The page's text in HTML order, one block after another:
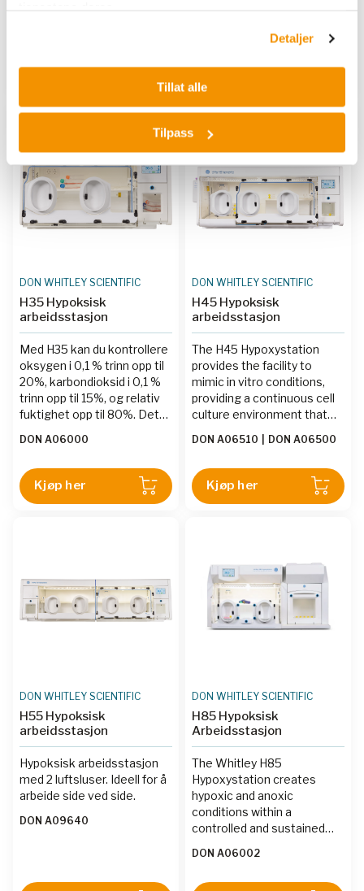
Detaljer
Tillat alle
Tilpass
Kjøp her
carbon dioxide in 0.1%
increments up to 15%; and
relative humidity up to 80%
providing flexibility in your
your results.
Kjøp her
DON WHITLEY SCIENTIFIC
H35 Hypoksisk
arbeidsstasjon
Med H35 kan du kontrollere
oksygen i 0,1 % trinn opp til
20%, karbondioksid i 0,1 %
trinn opp til 15%, og relativ
fuktighet opp til 80%. Dette
forskningen din.
DON A06000
Kjøp her
DON WHITLEY SCIENTIFIC
H45 Hypoksisk
arbeidsstasjon
The H45 Hypoxystation
provides the facility to
mimic in vitro conditions,
providing a continuous cell
culture environment that
linked to variations in
oxidation, yielding better
cell lines. You can control O2
relative humidity up to 80%.
DON A06510 DON A06500
Kjøp her
DON WHITLEY SCIENTIFIC
H55 Hypoksisk
arbeidsstasjon
Hypoksisk arbeidsstasjon
med 2 luftsluser. Ideell for å
arbeide side ved side.
DON A09640
DON WHITLEY SCIENTIFIC
H85 Hypoksisk
Arbeidsstasjon
The Whitley H85
Hypoxystation creates
hypoxic and anoxic
conditions within a
controlled and sustained
is ideal for researchers
DON A06002